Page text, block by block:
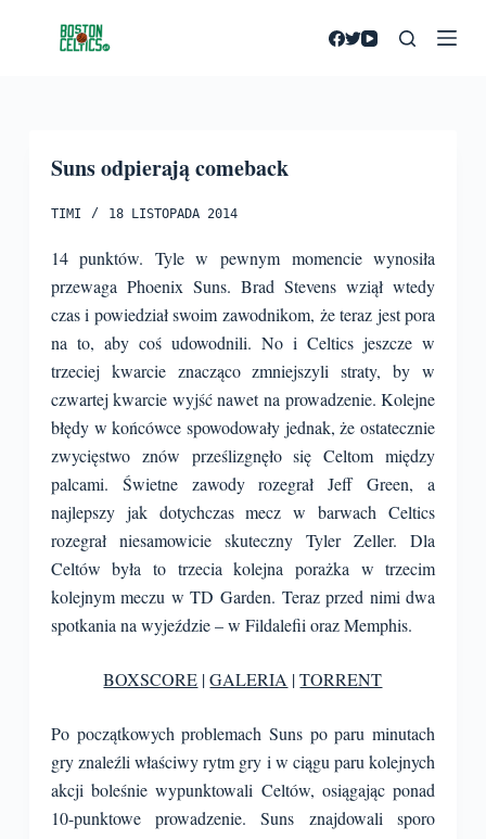
Suns odpierają comeback
TIMI 18 LISTOPADA 2014
14 punktów. Tyle w pewnym momencie wynosiła
przewaga Phoenix Suns. Brad Stevens wziął wtedy
czas i powiedział swoim zawodnikom, że teraz jest pora
na to, aby coś udowodnili. No i Celtics jeszcze w
trzeciej kwarcie znacząco zmniejszyli straty, by w
czwartej kwarcie wyjść nawet na prowadzenie. Kolejne
błędy w końcówce spowodowały jednak, że ostatecznie
zwycięstwo znów prześlizgnęło się Celtom między
palcami. Świetne zawody rozegrał Jeff Green, a
najlepszy jak dotychczas mecz w barwach Celtics
rozegrał niesamowicie skuteczny Tyler Zeller. Dla
Celtów była to trzecia kolejna porażka w trzecim
kolejnym meczu w TD Garden. Teraz przed nimi dwa
spotkania na wyjeździe – w Fildalefii oraz Memphis.
BOXSCORE |GALERIA |TORRENT
Po początkowych problemach Suns po paru minutach
gry znaleźli właściwy rytm gry i w ciągu paru kolejnych
akcji boleśnie wypunktowali Celtów, osiągając ponad
10-punktowe prowadzenie. Suns znajdowali sporo